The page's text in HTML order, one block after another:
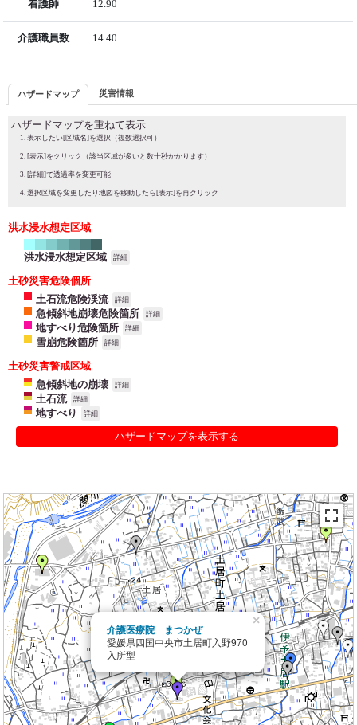
看護師 12.90
介護職員数 14.40
ハザードマップ 災害情報
ハザードマップを重ねて表示
表示したい[区域名]を選択（複数選択可）
[表示]をクリック（該当区域が多いと数十秒かかります）
[詳細]で透過率を変更可能
選択区域を変更したり地図を移動したら[表示]を再クリック
洪水浸水想定区域
洪水浸水想定区域 詳細
土砂災害危険個所
土石流危険渓流
詳細
急傾斜地崩壊危険箇所 詳細
地すべり危険箇所 詳細
雪崩危険箇所 詳細
土砂災害警戒区域
急傾斜地の崩壊
詳細
土石流 詳細
地すべり 詳細
ハザードマップを表示する
介護医療院 まつかぜ
愛媛県四国中央市土居町入野970
入所型
×